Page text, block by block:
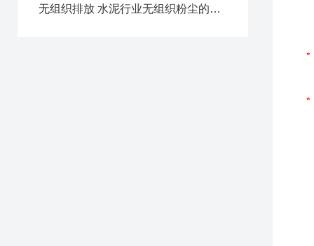
无组织排放 水泥行业无组织粉尘的影响